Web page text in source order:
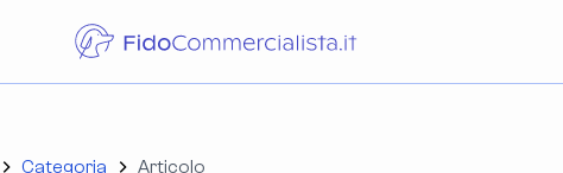
Categoria Articolo